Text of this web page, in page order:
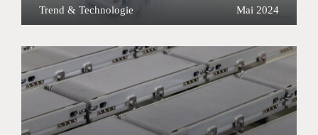
Mai 2024
Trend & Technologie